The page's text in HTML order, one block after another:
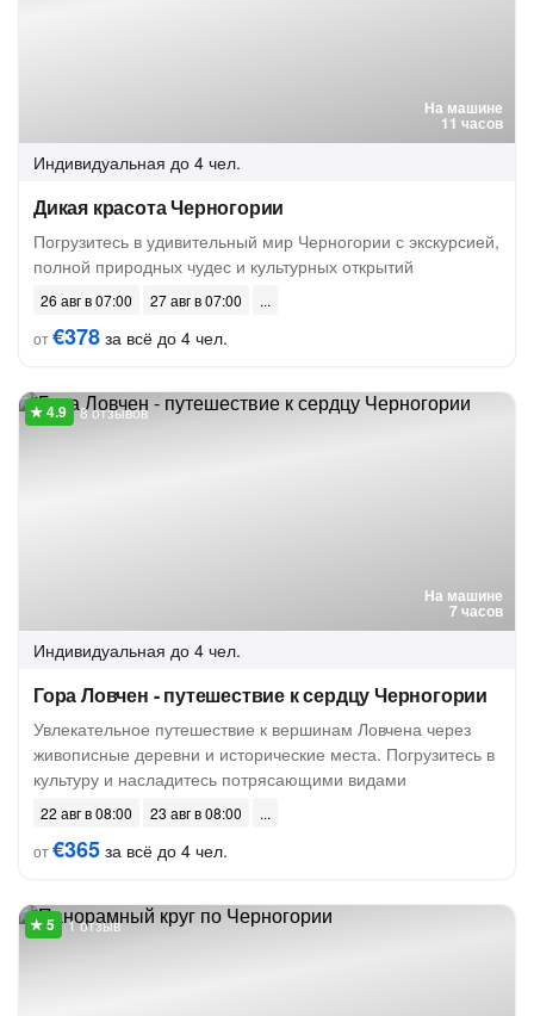
На машине
11 часов
Индивидуальная до 4 чел.
Дикая красота Черногории
Погрузитесь в удивительный мир Черногории с экскурсией,
полной природных чудес и культурных открытий
26 авг в 07:00
27 авг в 07:00
от€378 за всё до 4 чел.
На машине
7 часов
8 отзывов
Индивидуальная до 4 чел.
Гора Ловчен - путешествие к сердцу Черногории
Увлекательное путешествие к вершинам Ловчена через
живописные деревни и исторические места. Погрузитесь в
культуру и насладитесь потрясающими видами
22 авг в 08:00
23 авг в 08:00
от€365 за всё до 4 чел.
1 отзыв